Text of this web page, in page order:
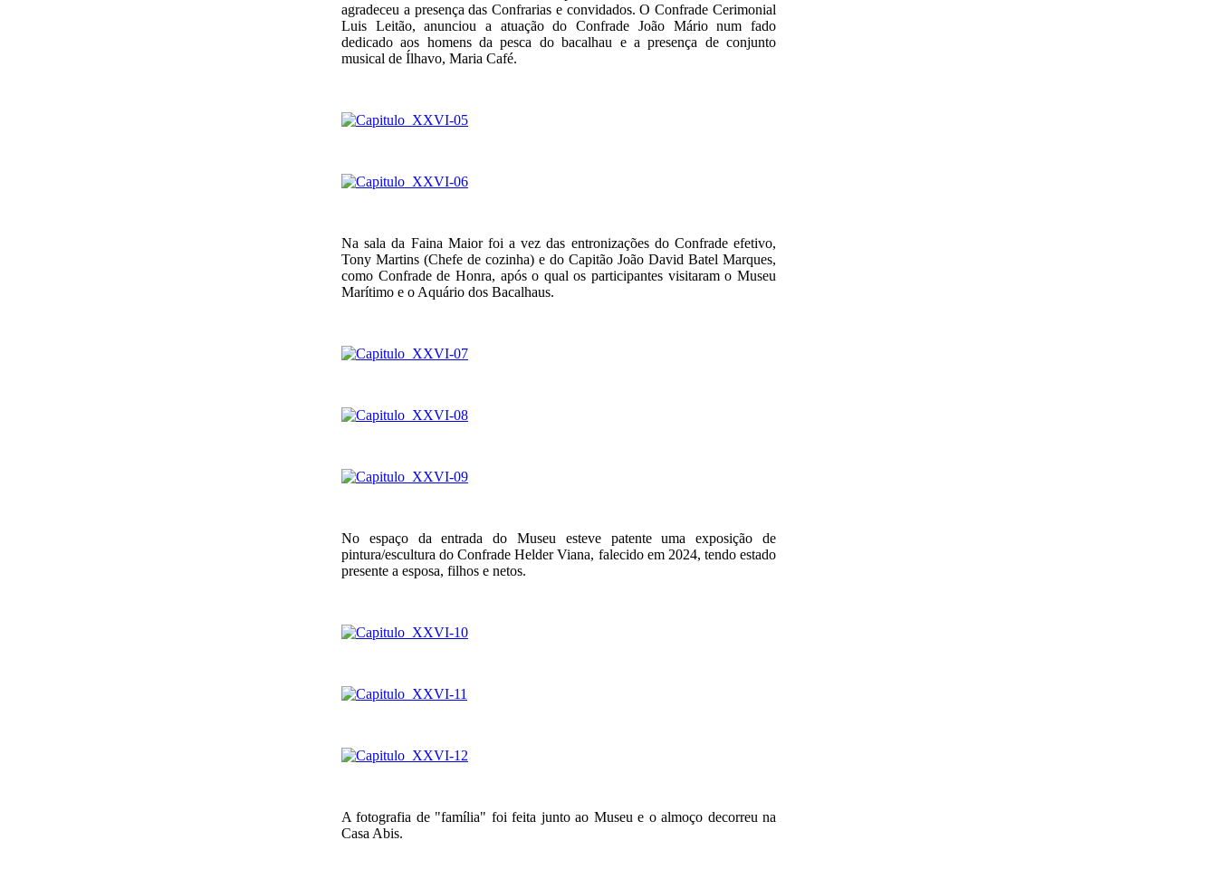
agradeceu a presença das Confrarias e convidados. O Confrade Cerimonial
Luis Leitão, anunciou a atuação do Confrade João Mário num fado
dedicado aos homens da pesca do bacalhau e a presença de conjunto
musical de Ílhavo, Maria Café.
Na sala da Faina Maior foi a vez das entronizações do Confrade efetivo,
Tony Martins (Chefe de cozinha) e do Capitão João David Batel Marques,
como Confrade de Honra, após o qual os participantes visitaram o Museu
Marítimo e o Aquário dos Bacalhaus.
No espaço da entrada do Museu esteve patente uma exposição de
pintura/escultura do Confrade Helder Viana, falecido em 2024, tendo estado
presente a esposa, filhos e netos.
A fotografia de "família" foi feita junto ao Museu e o almoço decorreu na
Casa Abis.